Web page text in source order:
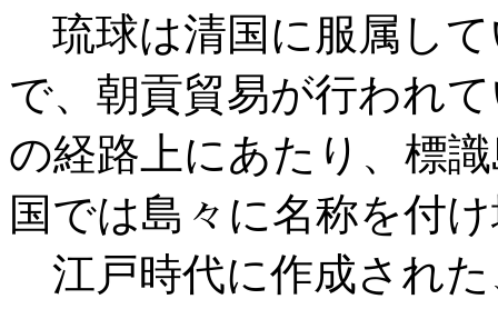
琉球は清国に服属し
で、朝貢貿易が行われ
の経路上にあたり、標
国では島々に名称を付
江戸時代に作成された